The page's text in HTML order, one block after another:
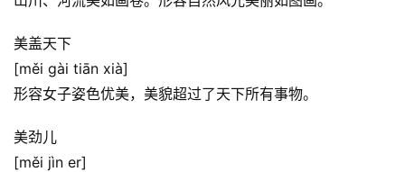
美盖天下
[měi gài tiān xià]
形容女子姿色优美，美貌超过了天下所有事物。
美劲儿
[měi jìn er]